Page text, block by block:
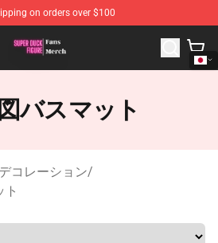
on orders over $100
Shop - The Best Store of Super Duck
バスマット
コレーション/
ト